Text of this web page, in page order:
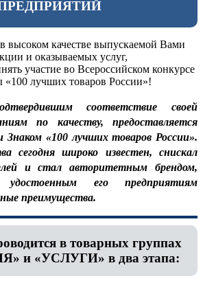
высоком качестве выпускаемой Вами
и оказываемых услуг,
участие во Всероссийском конкурсе
лучших товаров России»!
соответствие своей
по качеству, предоставляется
Знаком «100 лучших товаров России».
сегодня широко известен, снискал
и стал авторитетным брендом,
удостоенным его предприятиям
преимущества.
в товарных группах
и «УСЛУГИ» в два этапа: